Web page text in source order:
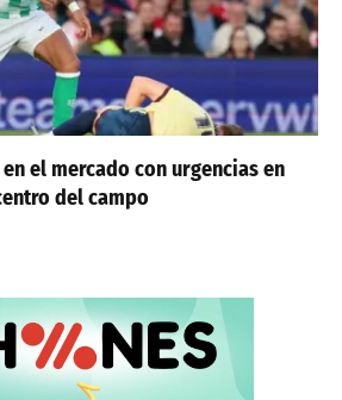
el mercado con urgencias en
del campo